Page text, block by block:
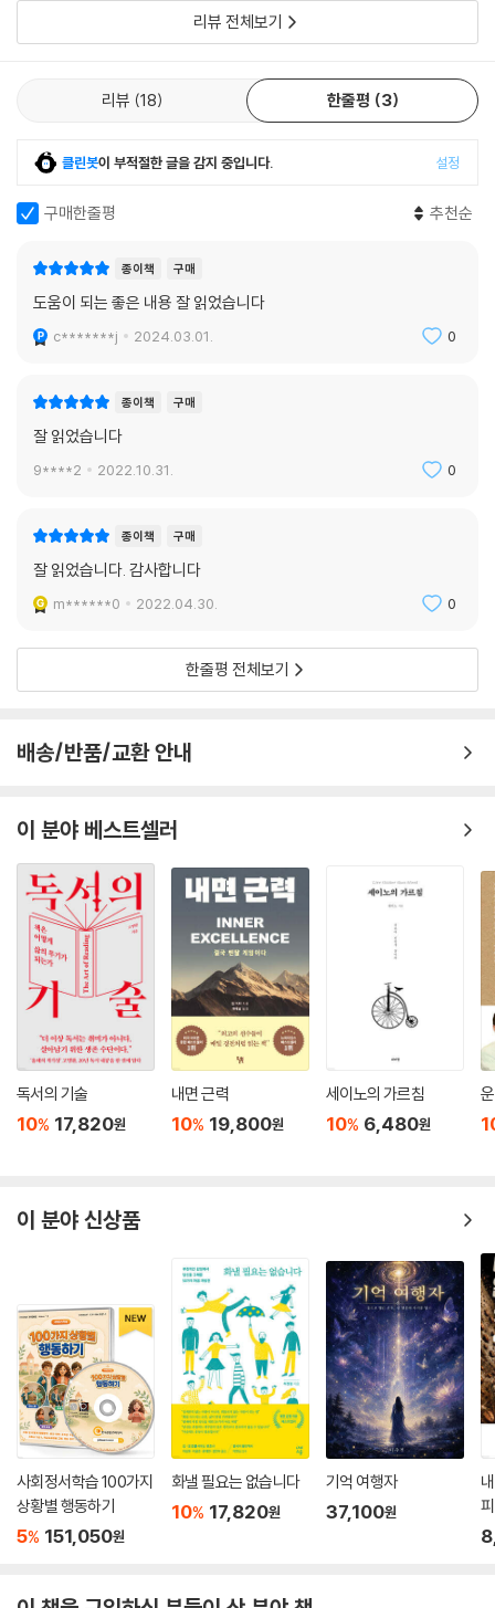
드러나므로 최후의 심판을 알리는 나팔소리가 울리면 우리가 처음 가졌던
생각이 우리에게 되돌아온다.
e; for the inmost in due time becomes the outmost, ― and ou
r first thought is rendered back to us by the trumpets of the L
ast Judgment.
주체성 있는 사람이 되어라. 다른 사람을 따라 하지 말고 당신이 가장 잘할
수 있는 것을 하라.
6장. 아름다움과 행복
품위를 갖추지 못한 아름다움은 미끼가 없는 낚싯바늘과 다름없다.
슬픔은 뒤를 보고, 걱정은 주변을 둘러보며, 믿음은 위를 쳐다본다.
Sorrow looks back, worry looks around, faith looks up.
들게 하는 웃음, 당신의 마음을 따뜻하게 해주는 석양, 낙심할 때의 포옹,
당신의 눈에 비치는 아름다움, 당신을 빛나게 해주는 우정, 당신이 신뢰할
수 있는 믿음, 의심이 들 때의 확신, 자신을 아는 용기, 진리를 인정하기까
This is my wish for you: Comfort on difficult days, smiles whe
n sadness intrudes, rainbows to follow the clouds, laughter to
eing, faith so that you can believe, confidence for when you d
*
아름다움을 찾기 위해 세계 여행을 한다 할지라도 아름다움을 지니지 않으
면 결코 아름다움을 찾을 수 없다.
Though we travel the world over to find the beautiful, we mus
t carry it with us, or we find it not.
7장. 자연의 가르침
항상 간단한 방법으로 일하는 자연으로부터 교훈을 얻자. 열매는 익으면
떨어지게 마련이다.
Let us draw a lesson from nature, which always works by shor
t ways. When the fruit is ripe, it falls.
*
통을 일용할 양식으로 삼는 사람이다.
The lover of nature is he whose inward and outward senses ar
e still truly adjusted to each other; who has retained the spirit
of infancy even into the era of manhood. His intercourse with
heaven and earth, becomes part of his daily food.
*
자연은 지혜로운 사람에겐 결코 장난감이 될 수 없다. 꽃, 동물, 산은 지혜
로운 사람이 최전성기에 도달했을 때 얻는 지혜를 깨닫게 해준다. 자연은
어린아이의 단순함을 좋아한다.
Nature never became a toy to a wise spirit. The flowers, the a
nimals, the mountains, reflected the wisdom of his best hour,
as much as they had delighted the simplicity of his childhood.
8장. 배려와 우정
에서 대가없이 이를 배울 수 있리뷰 전체보기
리뷰 18 한줄평 3
클린봇이 부적절한 글을 감지 중입니다. 설정
구매한줄평 추천순
종이책 구매
도움이 되는 좋은 내용 잘 읽었습니다
c*******j 2024.03.01. 0
종이책 구매
잘 읽었습니다
9****2 2022.10.31. 0
종이책 구매
잘 읽었습니다. 감사합니다
m******0 2022.04.30. 0
한줄평 전체보기
배송/반품/교환 안내
이 분야 베스트셀러
독서의 기술
10% 17,820원
내면 근력
10% 19,800원
세이노의 가르침
10% 6,480원
이 분야 신상품
사회정서학습 100가지
상황별 행동하기
5% 151,050원
화낼 필요는 없습니다
10% 17,820원
기억 여행자
37,100원